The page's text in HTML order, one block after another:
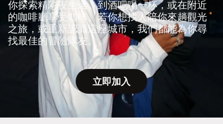
你探索精彩夜生活、到酒吧喝一杯，或在附近
的咖啡廳享受咖啡。若你想找人陪你來趟觀光
之旅，或重新認識這座城市，我們都能為你尋
找最佳的冒險隊友。
立即加入